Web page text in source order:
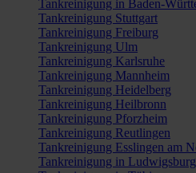
Tankreinigung in Baden-
Tankreinigung Stuttgart
Tankreinigung Freiburg
Tankreinigung Ulm
Tankreinigung Karlsruhe
Tankreinigung Mannheim
Tankreinigung Heidelberg
Tankreinigung Heilbronn
Tankreinigung Pforzheim
Tankreinigung Reutlingen
Tankreinigung Esslingen am
Tankreinigung in Ludwigsburg